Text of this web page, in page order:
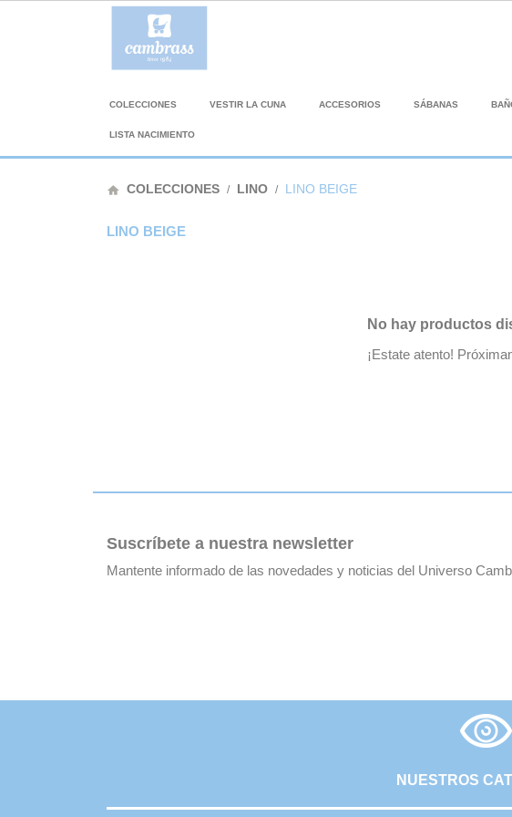
COLECCIONES VESTIR LA CUNA ACCESORIOS SÁBANAS
LISTA NACIMIENTO
home COLECCIONES LINO LINO BEIGE
LINO BEIGE
No hay productos
¡Estate atento!
Suscríbete a nuestra newsletter
Mantente informado de las novedades y noticias del Universo
NUESTROS